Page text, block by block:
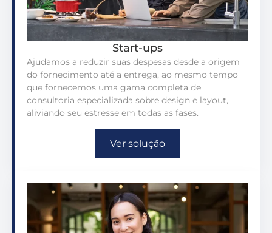
Start-ups
Ajudamos a reduzir suas despesas desde a origem
do fornecimento até a entrega, ao mesmo tempo
que fornecemos uma gama completa de
consultoria especializada sobre design e layout,
aliviando seu estresse em todas as fases.
Ver solução